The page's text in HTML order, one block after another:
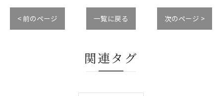
< 前のページ 一覧に戻る 次のページ >
関連タグ